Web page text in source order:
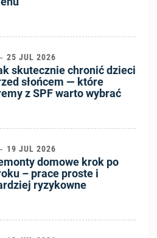
25 JUL 2026
skutecznie chronić dzieci
słońcem — które
z SPF warto wybrać
19 JUL 2026
domowe krok po
– prace proste i
ryzykowne